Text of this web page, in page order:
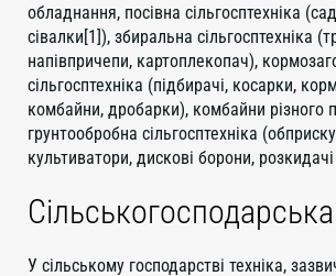
обладнання, посівна сільгосптехніка
сівалки[1]), збиральна сільгосптехніка
напівпричепи, картоплекопач),
сільгосптехніка (підбирачі, косарки,
комбайни, дробарки), комбайни різного
грунтообробна сільгосптехніка
культиватори, дискові борони,
У сільському господарстві техніка,